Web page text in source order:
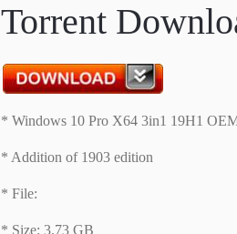
Torrent
* Windows 10 Pro X64 3in1 19H1
* Addition of 1903 edition
* File:
* Size: 3.73 GB